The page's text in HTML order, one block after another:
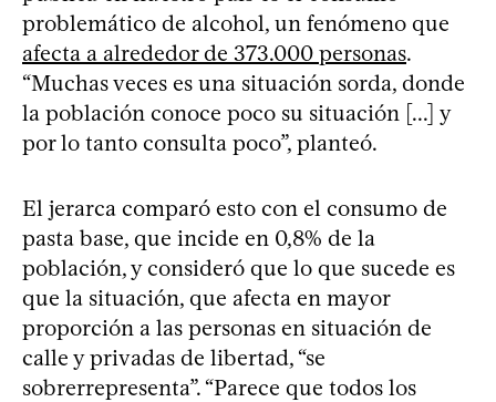
problemático de alcohol, un fenómeno que
afecta a alrededor de 373.000 personas.
“Muchas veces es una situación sorda, donde
la población conoce poco su situación [...] y
por lo tanto consulta poco”, planteó.
El jerarca comparó esto con el consumo de
pasta base, que incide en 0,8% de la
población, y consideró que lo que sucede es
que la situación, que afecta en mayor
proporción a las personas en situación de
calle y privadas de libertad, “se
sobrerrepresenta”. “Parece que todos los